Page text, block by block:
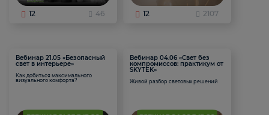
12 46 12 2107
Вебинар 21.05 «Безопасный
свет в интерьере»
Как добиться максимального
визуального комфорта?
Вебинар 04.06 «Свет без
компромиссов: практикум от
SKYTEK»
Живой разбор световых решений